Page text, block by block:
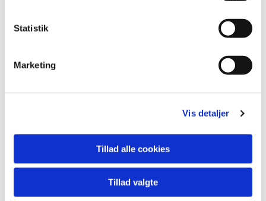
Statistik
Marketing
Vis detaljer
Tillad alle cookies
Tillad valgte